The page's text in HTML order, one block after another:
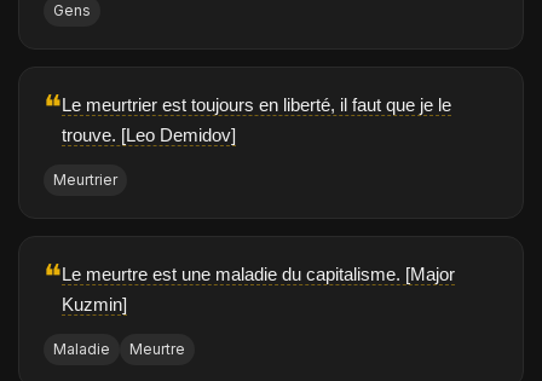
Gens
❝Le meurtrier est toujours en liberté, il faut que je le
trouve. [Leo Demidov]
Meurtrier
❝Le meurtre est une maladie du capitalisme. [Major
Kuzmin]
Maladie Meurtre